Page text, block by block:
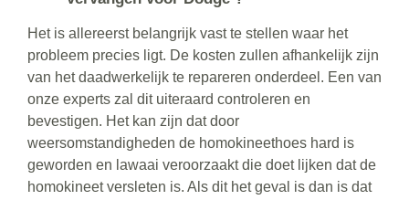
Het is allereerst belangrijk vast te stellen waar het
probleem precies ligt. De kosten zullen afhankelijk zijn
van het daadwerkelijk te repareren onderdeel. Een van
onze experts zal dit uiteraard controleren en
bevestigen. Het kan zijn dat door
weersomstandigheden de homokineethoes hard is
geworden en lawaai veroorzaakt die doet lijken dat de
homokineet versleten is. Als dit het geval is dan is dat